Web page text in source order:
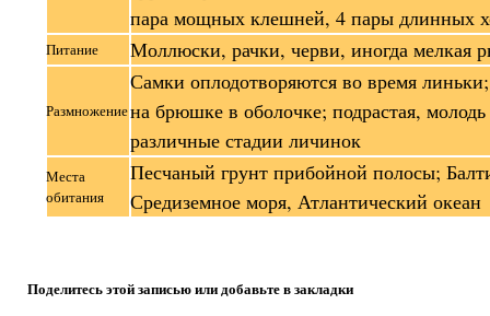
пара мощных клешней, 4 пары длинных
Питание Моллюски, рачки, черви, иногда мелкая
Размножение
Самки оплодотворяются во время
на брюшке в оболочке; подрастая,
различные стадии личинок
Места
обитания
Песчаный грунт прибойной полосы;
Средиземное моря, Атлантический океан
Поделитесь этой записью или добавьте в закладки